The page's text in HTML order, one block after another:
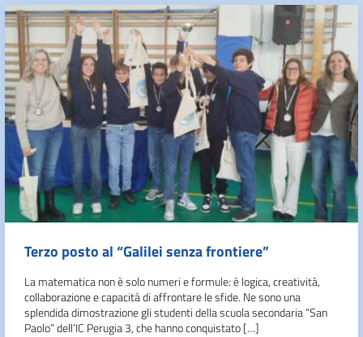
Terzo posto al “Galilei senza frontiere”
La matematica non è solo numeri e formule: è logica, creatività,
collaborazione e capacità di affrontare le sfide. Ne sono una
splendida dimostrazione gli studenti della scuola secondaria “San
Paolo” dell’IC Perugia 3, che hanno conquistato […]